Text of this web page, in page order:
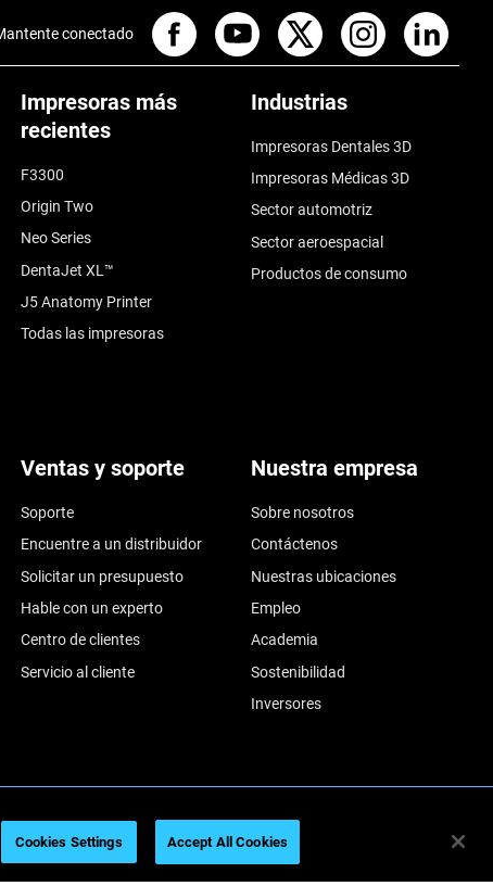
Impresoras más
recientes
F3300
Origin Two
Neo Series
DentaJet XL™
J5 Anatomy Printer
Todas las impresoras
Industrias
Impresoras Dentales 3D
Impresoras Médicas 3D
Sector automotriz
Sector aeroespacial
Productos de consumo
Ventas y soporte
Soporte
Encuentre a un distribuidor
Solicitar un presupuesto
Hable con un experto
Centro de clientes
Servicio al cliente
Nuestra empresa
Sobre nosotros
Contáctenos
Nuestras ubicaciones
Empleo
Academia
Sostenibilidad
Inversores
conectado
Legal information Privacy policy REACH compliance
Cookies Settings Accept All Cookies